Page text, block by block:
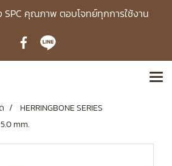
ง SPC คุณภาพ ตอบโจทย์ทุกการใช้งาน
HERRINGBONE SERIES
mm.